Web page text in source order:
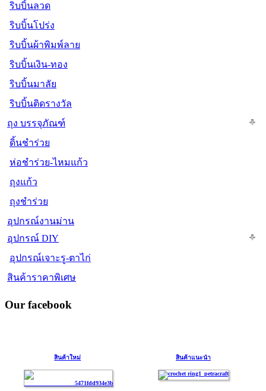
ริบบิ้นลวด
ริบบิ้นโปร่ง
ริบบิ้นผ้าพิมพ์ลาย
ริบบิ้นเงิน-ทอง
ริบบิ้นมาลัย
ริบบิ้นติดรางวัล
ถุง บรรจุภัณฑ์
ดิ้นชำร่วย
ห่อชำร่วย-ไหมแก้ว
ถุงแก้ว
ถุงชำร่วย
อุปกรณ์งานม่าน
อุปกรณ์ DIY
อุปกรณ์เจาะรู-ตาไก่
สินค้าราคาพิเศษ
Our facebook
สินค้าใหม่ สินค้าแนะนำ